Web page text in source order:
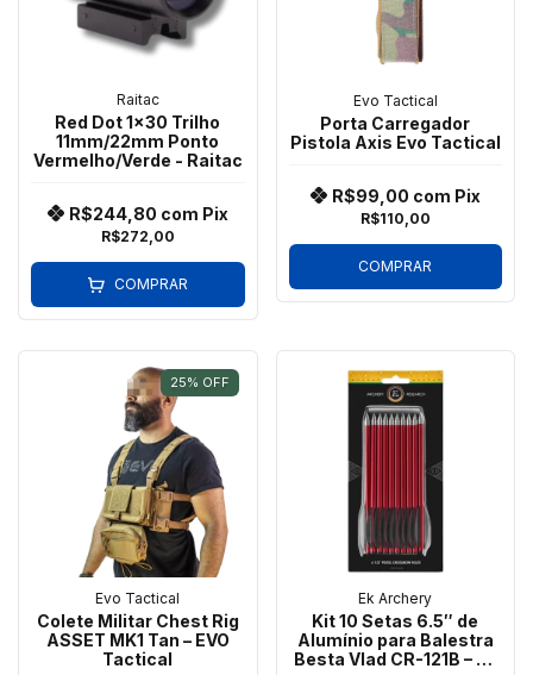
Raitac
Red Dot 1x30 Trilho
11mm/22mm Ponto
Vermelho/Verde - Raitac
R$272,00
R$244,80 com Pix
COMPRAR
Evo Tactical
Porta Carregador
Pistola Axis Evo Tactical
R$110,00
R$99,00 com Pix
COMPRAR
25% OFF
Evo Tactical
Colete Militar Chest Rig
ASSET MK1 Tan – EVO
Tactical
Ek Archery
Kit 10 Setas 6.5″ de
Alumínio para Balestra
Besta Vlad CR-121B – Ek